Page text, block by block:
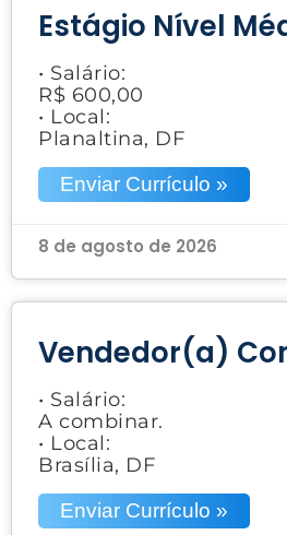
Estágio Nível
• Salário:
R$ 600,00
• Local:
Planaltina, DF
Enviar Currículo »
8 de agosto de 2026
Vendedor(a)
• Salário:
A combinar.
• Local:
Brasília, DF
Enviar Currículo »